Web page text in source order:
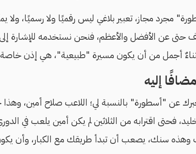
مجرد مجاز، تعبير بلاغي ليس رقميًا ولا رسميًا،
حتى عن الأفضل والأعظم، فنحن نستخدمه للإشارة
أجمل من أن يكون مسيرة "طبيعية"، هي إذن خاصة
إليه
عن "أسطورة" بالنسبة لي؛ اللاعب صلاح أمين،
فحتى اقترابه من الثلاثين لم يكن أمين يلعب في الدوري
سنك، يصعب أن تبدأ طريقك مع الكبار، وأن يكون